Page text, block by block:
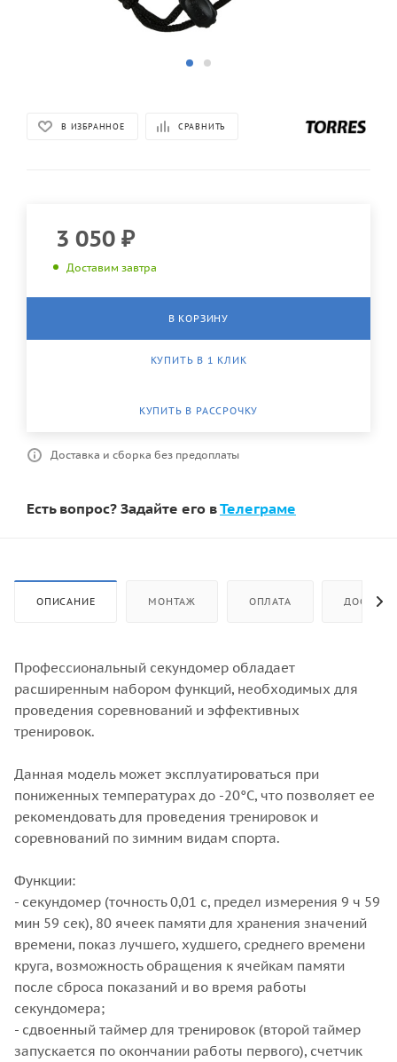
В ИЗБРАННОЕ СРАВНИТЬ
3 050 ₽
Доставим завтра
В КОРЗИНУ
КУПИТЬ В 1 КЛИК
КУПИТЬ В РАССРОЧКУ
Доставка и сборка без предоплаты
Есть вопрос? Задайте его вТелеграме
ОПИСАНИЕ МОНТАЖ ОПЛАТА
Профессиональный секундомер обладает
расширенным набором функций, необходимых для
проведения соревнований и эффективных
тренировок.
Данная модель может эксплуатироваться при
пониженных температурах до -20°С, что позволяет ее
рекомендовать для проведения тренировок и
соревнований по зимним видам спорта.
Функции:
- секундомер (точность 0,01 с, предел измерения 9 ч 59
мин 59 сек), 80 ячеек памяти для хранения значений
времени, показ лучшего, худшего, среднего времени
круга, возможность обращения к ячейкам памяти
после сброса показаний и во время работы
секундомера;
- сдвоенный таймер для тренировок (второй таймер
запускается по окончании работы первого), счетчик